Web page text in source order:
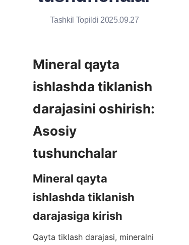
Tashkil Topildi 2025.09.27
Mineral qayta
ishlashda tiklanish
darajasini oshirish:
Asosiy
tushunchalar
Mineral qayta
ishlashda tiklanish
darajasiga kirish
Qayta tiklash darajasi, mineralni